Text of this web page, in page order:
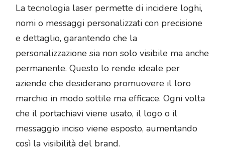
La tecnologia laser permette di incidere loghi,
nomi o messaggi personalizzati con precisione
e dettaglio, garantendo che la
personalizzazione sia non solo visibile ma anche
permanente. Questo lo rende ideale per
aziende che desiderano promuovere il loro
marchio in modo sottile ma efficace. Ogni volta
che il portachiavi viene usato, il logo o il
messaggio inciso viene esposto, aumentando
così la visibilità del brand.